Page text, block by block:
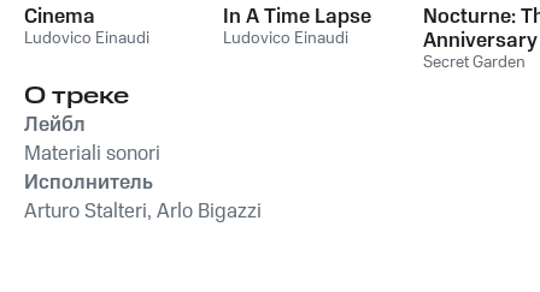
Cinema
Ludovico Einaudi
In A Time Lapse
Ludovico Einaudi
Nocturne:
Anniversary
Collection
Secret Garden
О треке
Лейбл
Materiali sonori
Исполнитель
Arturo Stalteri, Arlo Bigazzi